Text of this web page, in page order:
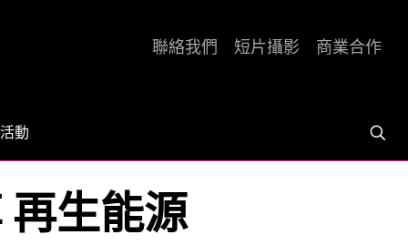
活動
聯絡我們 短片攝影 商業合作
再生能源